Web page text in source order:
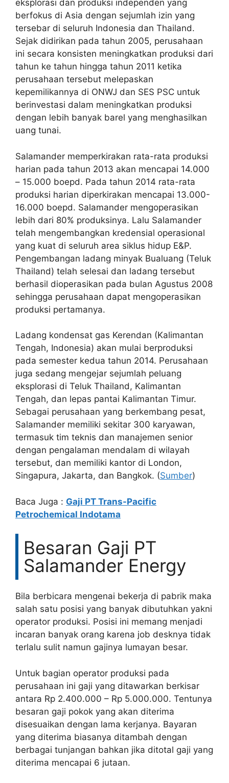
eksplorasi dan produksi independen yang
berfokus di Asia dengan sejumlah izin yang
tersebar di seluruh Indonesia dan Thailand.
Sejak didirikan pada tahun 2005, perusahaan
ini secara konsisten meningkatkan produksi dari
tahun ke tahun hingga tahun 2011 ketika
perusahaan tersebut melepaskan
kepemilikannya di ONWJ dan SES PSC untuk
berinvestasi dalam meningkatkan produksi
dengan lebih banyak barel yang menghasilkan
uang tunai.
Salamander memperkirakan rata-rata produksi
harian pada tahun 2013 akan mencapai 14.000
– 15.000 boepd. Pada tahun 2014 rata-rata
produksi harian diperkirakan mencapai 13.000-
16.000 boepd. Salamander mengoperasikan
lebih dari 80% produksinya. Lalu Salamander
telah mengembangkan kredensial operasional
yang kuat di seluruh area siklus hidup E&P.
Pengembangan ladang minyak Bualuang (Teluk
Thailand) telah selesai dan ladang tersebut
berhasil dioperasikan pada bulan Agustus 2008
sehingga perusahaan dapat mengoperasikan
produksi pertamanya.
Ladang kondensat gas Kerendan (Kalimantan
Tengah, Indonesia) akan mulai berproduksi
pada semester kedua tahun 2014. Perusahaan
juga sedang mengejar sejumlah peluang
eksplorasi di Teluk Thailand, Kalimantan
Tengah, dan lepas pantai Kalimantan Timur.
Sebagai perusahaan yang berkembang pesat,
Salamander memiliki sekitar 300 karyawan,
termasuk tim teknis dan manajemen senior
dengan pengalaman mendalam di wilayah
tersebut, dan memiliki kantor di London,
Singapura, Jakarta, dan Bangkok. (Sumber)
Baca Juga : Gaji PT Trans-Pacific
Petrochemical Indotama
Besaran Gaji PT
Salamander Energy
Bila berbicara mengenai bekerja di pabrik maka
salah satu posisi yang banyak dibutuhkan yakni
operator produksi. Posisi ini memang menjadi
incaran banyak orang karena job desknya tidak
terlalu sulit namun gajinya lumayan besar.
Untuk bagian operator produksi pada
perusahaan ini gaji yang ditawarkan berkisar
antara Rp 2.400.000 – Rp 5.000.000. Tentunya
besaran gaji pokok yang akan diterima
disesuaikan dengan lama kerjanya. Bayaran
yang diterima biasanya ditambah dengan
berbagai tunjangan bahkan jika ditotal gaji yang
diterima mencapai 6 jutaan.